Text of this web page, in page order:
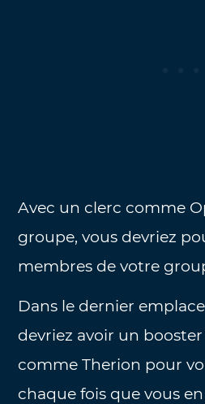
Avec un clerc comme
groupe, vous devriez
membres de votre
Dans le dernier
devriez avoir un
comme Therion pour
chaque fois que vous